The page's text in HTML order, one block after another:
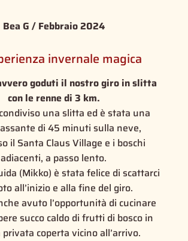
Bea G / Febbraio 2024
invernale magica
goduti il nostro giro in slitta
con le renne di 3 km.
una slitta ed è stata una
di 45 minuti sulla neve,
il Santa Claus Village e i boschi
adiacenti, a passo lento.
(Mikko) è stata felice di scattarci
all’inizio e alla fine del giro.
avuto l’opportunità di cucinare
succo caldo di frutti di bosco in
privata coperta vicino all’arrivo.